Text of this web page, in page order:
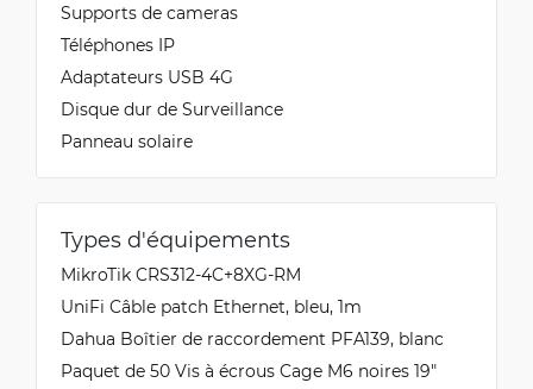
Supports de cameras
Téléphones IP
Adaptateurs USB 4G
Disque dur de Surveillance
Panneau solaire
Types d'équipements
MikroTik CRS312-4C+8XG-RM
UniFi Câble patch Ethernet, bleu, 1m
Dahua Boîtier de raccordement PFA139, blanc
Paquet de 50 Vis à écrous Cage M6 noires 19"